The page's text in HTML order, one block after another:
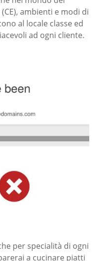
ambienti e modi di
al locale classe ed
ad ogni cliente.
per specialità di ogni
a cucinare piatti